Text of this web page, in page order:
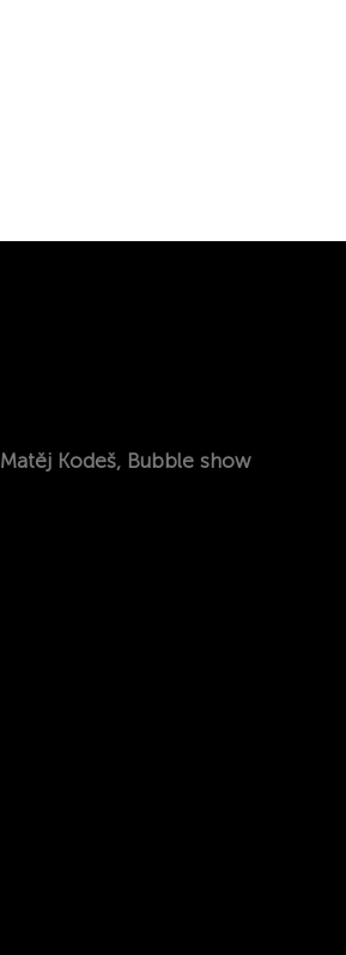
Matěj Kodeš, Bubble show